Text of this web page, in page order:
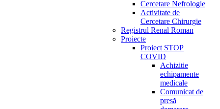
Cercetare Nefrologie
Activitate de
Cercetare Chirurgie
Registrul Renal Roman
Proiecte
Proiect STOP
COVID
Achizitie
echipamente
medicale
Comunicat de
presă